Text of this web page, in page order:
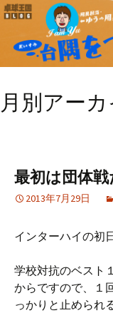
月別アーカ
最初は団体戦
2013年7月29日
インターハイの初
学校対抗のベスト
からですので、１
っかりと止められ